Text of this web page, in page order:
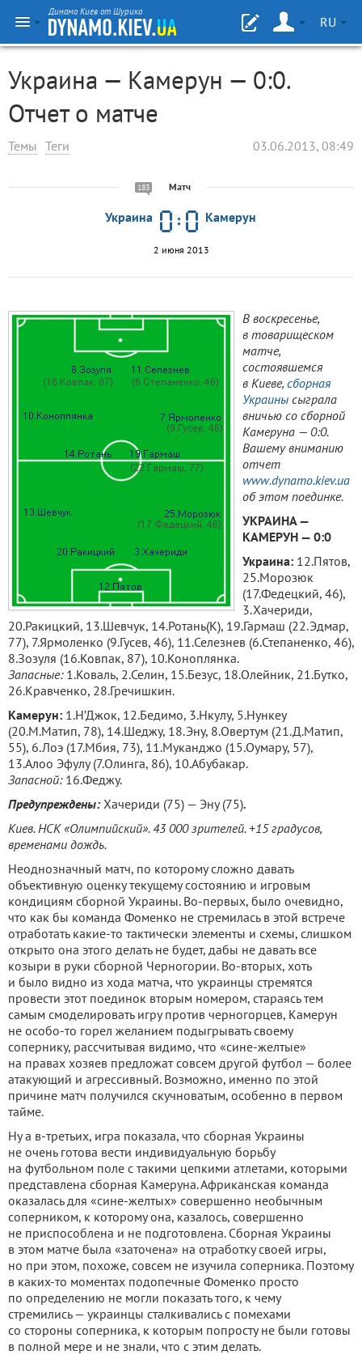
Динамо Киев от Шурика
RU
Украина — Камерун — 0:0.
Отчет о матче
Темы Теги 03.06.2013, 08:49
183 Матч
Украина Камерун
2 июня 2013
В воскресенье,
в товарищеском
матче,
состоявшемся
в Киеве, сборная
Украины cыграла
вничью со сборной
Камеруна — 0:0.
Вашему вниманию
отчет
www.dynamo.kiev.ua
об этом поединке.
УКРАИНА—
КАМЕРУН — 0:0
Украина: 12.Пятов,
25.Морозюк
(17.Федецкий, 46),
3.Хачериди,
20.Ракицкий, 13.Шевчук, 14.Ротань(К), 19.Гармаш (22.Эдмар,
77), 7.Ярмоленко (9.Гусев, 46), 11.Селезнев (6.Степаненко, 46),
8.Зозуля (16.Ковпак, 87), 10.Коноплянка.
Запасные: 1.Коваль, 2.Селин, 15.Безус, 18.Олейник, 21.Бутко,
26.Кравченко, 28.Гречишкин.
Камерун: 1.Н’Джок, 12.Бедимо, 3.Нкулу, 5.Нункеу
(20.М.Матип, 78), 14.Шеджу, 18.Эну, 8.Овертум (21.Д.Матип,
55), 6.Лоэ (17.Мбия, 73), 11.Муканджо (15.Оумару, 57),
13.Алоо Эфулу (7.Олинга, 86), 10.Абубакар.
Запасной: 16.Феджу.
Предупреждены: Хачериди (75) — Эну (75).
Киев. НСК «Олимпийский». 43 000 зрителей. +15 градусов,
временами дождь.
Неоднозначный матч, по которому сложно давать
объективную оценку текущему состоянию и игровым
кондициям сборной Украины. Во-первых, было очевидно,
что как бы команда Фоменко не стремилась в этой встрече
отработать какие-то тактически элементы и схемы, слишком
открыто она этого делать не будет, дабы не давать все
козыри в руки сборной Черногории. Во-вторых, хоть
и было видно из хода матча, что украинцы стремятся
провести этот поединок вторым номером, стараясь тем
самым смоделировать игру против черногорцев, Камерун
не особо-то горел желанием подыгрывать своему
сопернику, рассчитывая видимо, что «сине-желтые»
на правах хозяев предложат совсем другой футбол — более
атакующий и агрессивный. Возможно, именно по этой
причине матч получился скучноватым, особенно в первом
тайме.
Ну а в-третьих, игра показала, что сборная Украины
не очень готова вести индивидуальную борьбу
на футбольном поле с такими цепкими атлетами, которыми
представлена сборная Камеруна. Африканская команда
оказалась для «сине-желтых» совершенно необычным
соперником, к которому она, казалось, совершенно
не приспособлена и не подготовлена. Сборная Украины
в этом матче была «заточена» на отработку своей игры,
но при этом, похоже, совсем не изучила соперника. Поэтому
в каких-то моментах подопечные Фоменко просто
по определению не могли показать того, к чему
стремились — украинцы сталкивались с помехами
со стороны соперника, к которым попросту не были готовы
в полной мере и не знали, что с этим делать.